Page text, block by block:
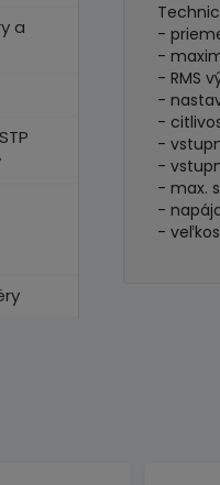
a
-
-
- RMS
-
-
-
-
- max.
-
-